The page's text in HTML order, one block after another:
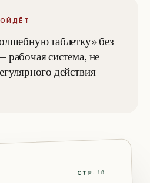
таблетку» без
система, не
действия —
СТР. 18